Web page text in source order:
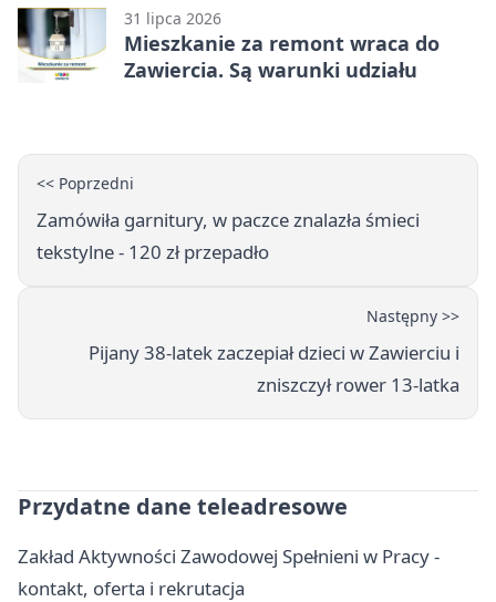
31 lipca 2026
Mieszkanie za remont wraca do
Zawiercia. Są warunki udziału
<< Poprzedni
Zamówiła garnitury, w paczce znalazła śmieci
tekstylne - 120 zł przepadło
Następny >>
Pijany 38-latek zaczepiał dzieci w Zawierciu i
zniszczył rower 13-latka
Przydatne dane teleadresowe
Zakład Aktywności Zawodowej Spełnieni w Pracy -
kontakt, oferta i rekrutacja